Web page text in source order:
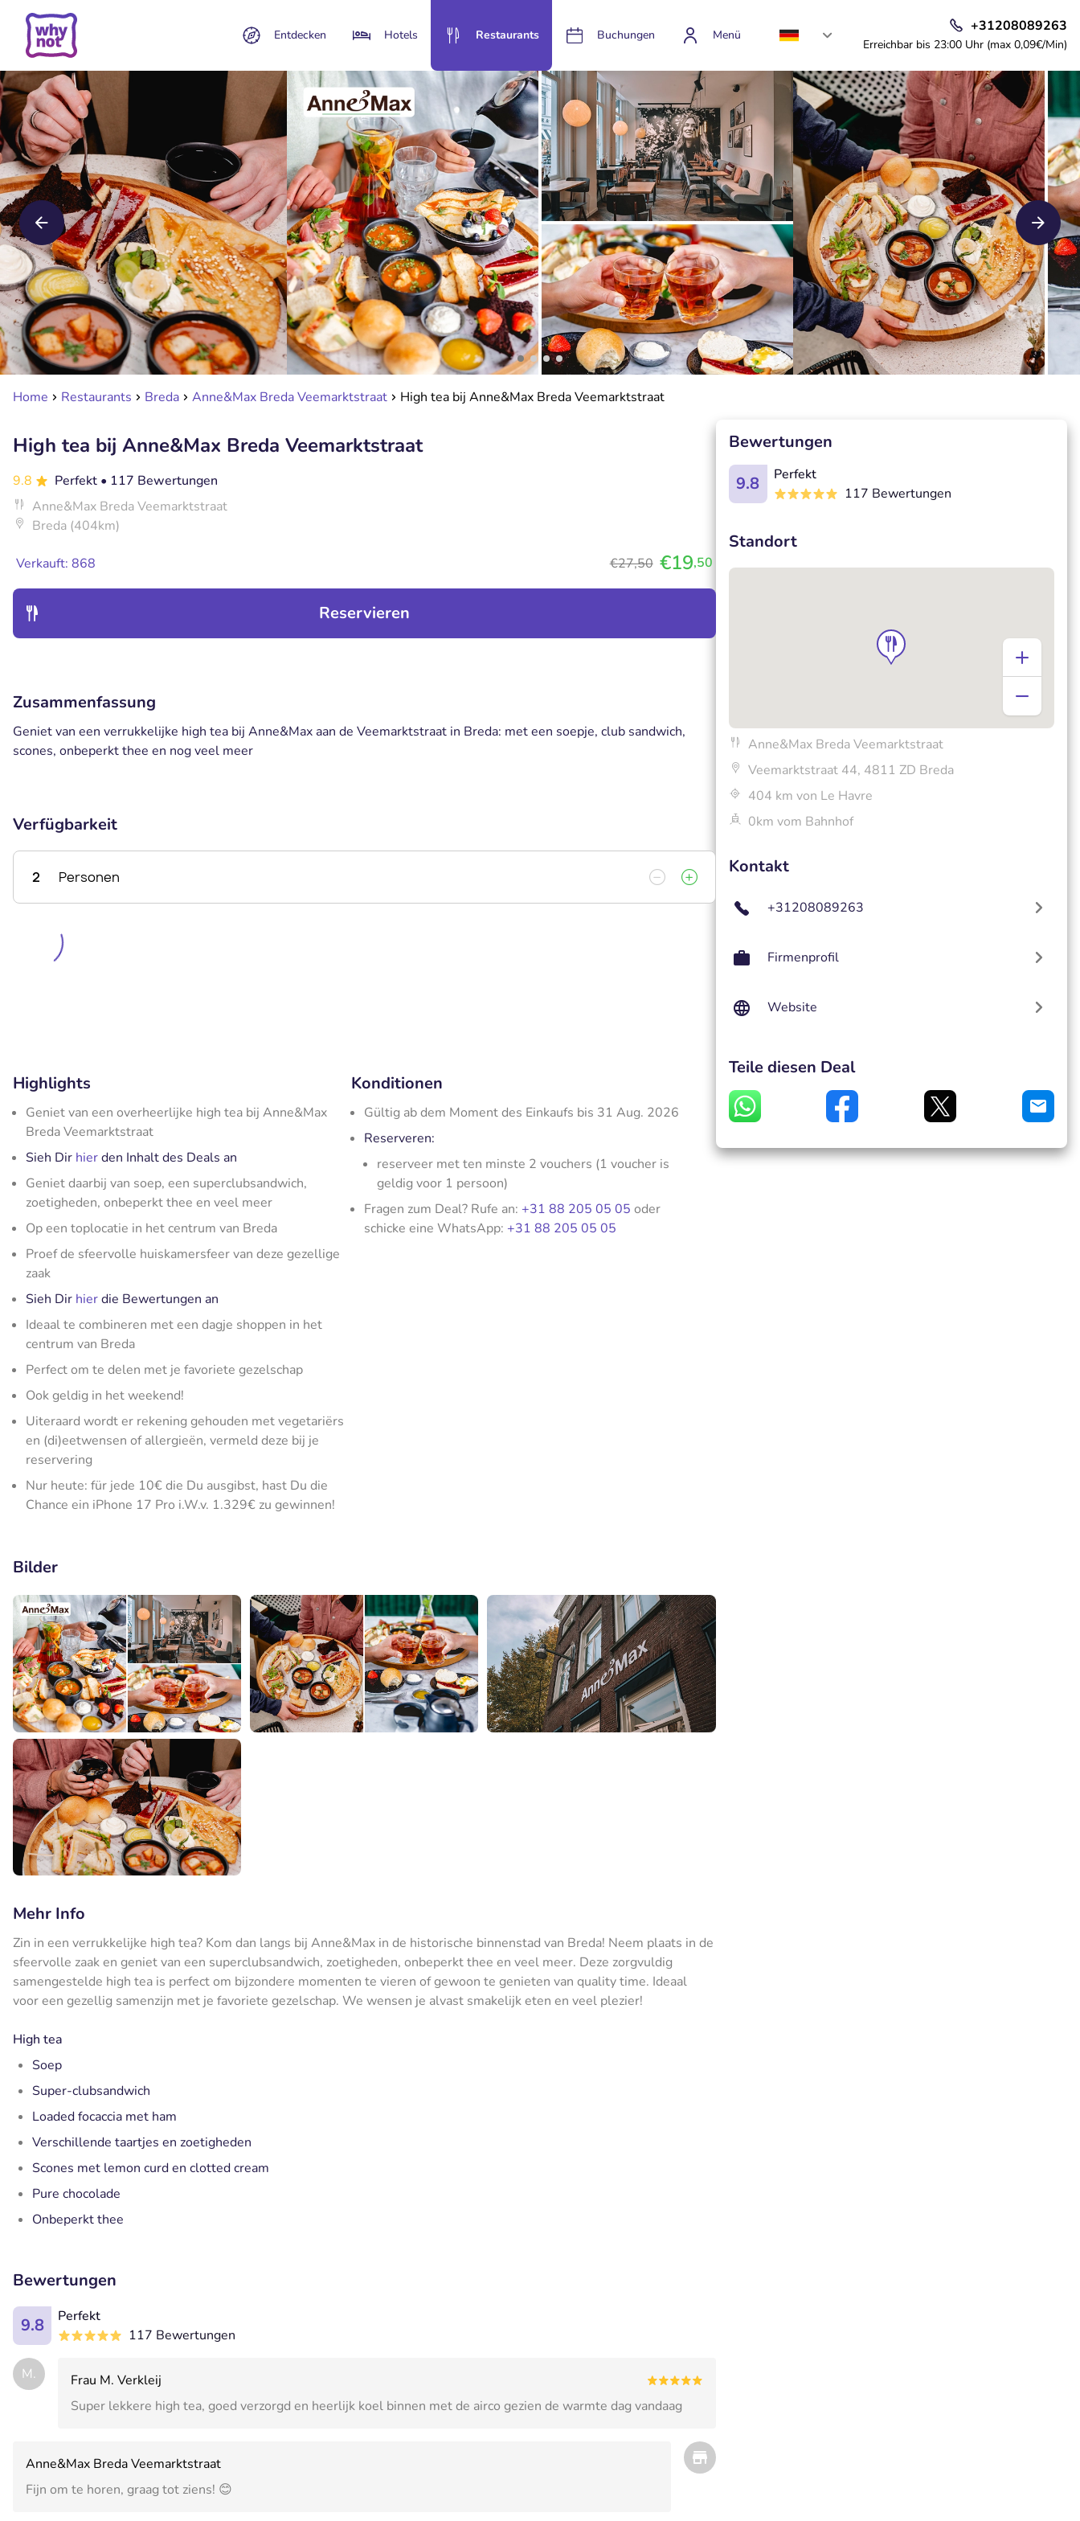
Entdecken Hotels Restaurants Buchungen Menü
+31208089263
Erreichbar bis 23:00 Uhr (max 0,09€/Min)
Home Restaurants Breda Anne&Max Breda Veemarktstraat High tea bij Anne&Max Breda Veemarktstraat
High tea bij Anne&Max Breda Veemarktstraat
9.8 Perfekt • 117 Bewertungen
Anne&Max Breda Veemarktstraat
Breda (404km)
Verkauft: 868 €27,50 €19,50
Reservieren
Zusammenfassung
Geniet van een verrukkelijke high tea bij Anne&Max aan de Veemarktstraat in Breda: met een soepje, club sandwich,
scones, onbeperkt thee en nog veel meer
Verfügbarkeit
2 Personen
Highlights
Geniet van een overheerlijke high tea bij Anne&Max
Breda Veemarktstraat
Sieh Dir hierden Inhalt des Deals an
Geniet daarbij van soep, een superclubsandwich,
zoetigheden, onbeperkt thee en veel meer
Op een toplocatie in het centrum van Breda
Proef de sfeervolle huiskamersfeer van deze gezellige
zaak
Sieh Dir hierdie Bewertungen an
Ideaal te combineren met een dagje shoppen in het
centrum van Breda
Perfect om te delen met je favoriete gezelschap
Ook geldig in het weekend!
Uiteraard wordt er rekening gehouden met vegetariërs
en (di)eetwensen of allergieën, vermeld deze bij je
reservering
Nur heute: für jede 10€ die Du ausgibst, hast Du die
Chance ein iPhone 17 Pro i.W.v. 1.329€ zu gewinnen!
Konditionen
Gültig ab dem Moment des Einkaufs bis 31 Aug. 2026
Reserveren:
reserveer met ten minste 2 vouchers (1 voucher is
geldig voor 1 persoon)
Fragen zum Deal? Rufe an: +31 88 205 05 05 oder
schicke eine WhatsApp: +31 88 205 05 05
Bilder
Mehr Info
Zin in een verrukkelijke high tea? Kom dan langs bij Anne&Max in de historische binnenstad van Breda! Neem plaats in de
sfeervolle zaak en geniet van een superclubsandwich, zoetigheden, onbeperkt thee en veel meer. Deze zorgvuldig
samengestelde high tea is perfect om bijzondere momenten te vieren of gewoon te genieten van quality time. Ideaal
voor een gezellig samenzijn met je favoriete gezelschap. We wensen je alvast smakelijk eten en veel plezier!
High tea
Soep
Super-clubsandwich
Loaded focaccia met ham
Verschillende taartjes en zoetigheden
Scones met lemon curd en clotted cream
Pure chocolade
Onbeperkt thee
Bewertungen
9.8
Perfekt
117 Bewertungen
M.
Frau M. Verkleij
Super lekkere high tea, goed verzorgd en heerlijk koel binnen met de airco gezien de warmte dag vandaag
Anne&Max Breda Veemarktstraat
Fijn om te horen, graag tot ziens! 😊
Bewertungen
9.8
Perfekt
117 Bewertungen
Standort
Anne&Max Breda Veemarktstraat
Veemarktstraat 44, 4811 ZD Breda
404 km von Le Havre
0km vom Bahnhof
Kontakt
+31208089263
Firmenprofil
Website
Teile diesen Deal